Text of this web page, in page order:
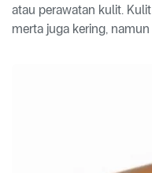
atau perawatan kulit.
merta juga kering,